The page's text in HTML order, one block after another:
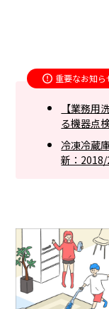
重要なお知ら
【業務用
る機器点
冷凍冷蔵
新：2018/